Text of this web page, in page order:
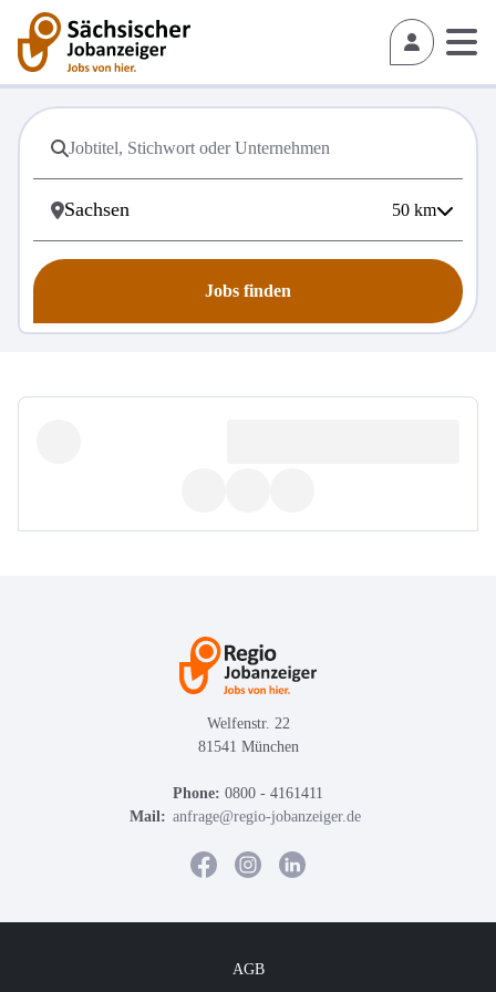
50 km
Jobs finden
Welfenstr. 22
81541 München
Phone: 0800 - 4161411
Mail: anfrage@regio-jobanzeiger.de
AGB